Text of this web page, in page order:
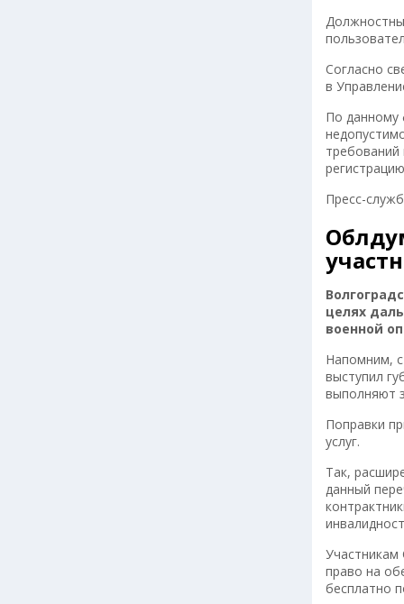
Согласно
в
По данному
Пресс-
целях
военной
Напомним,
выступил
выполняют
Поправки
услуг.
Так,
данный
право на
бесплатно